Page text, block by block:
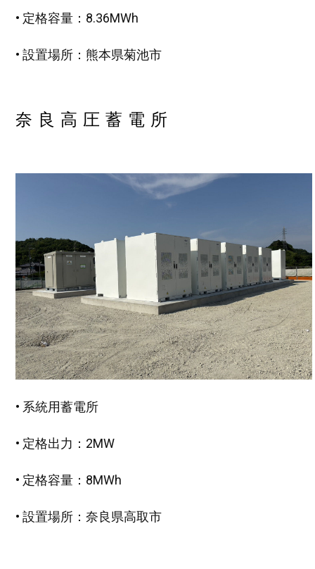
• 定格容量：8.36MWh
• 設置場所：熊本県菊池市
奈良高圧蓄電所
• 系統用蓄電所
• 定格出力：2MW
• 定格容量：8MWh
• 設置場所：奈良県高取市